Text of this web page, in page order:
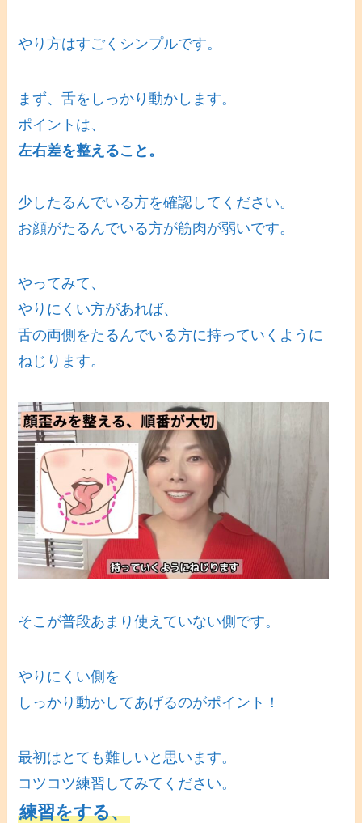
やり方はすごくシンプルです。
まず、舌をしっかり動かします。
ポイントは、
左右差を整えること。
少したるんでいる方を確認してください。
お顔がたるんでいる方が筋肉が弱いです。
やってみて、
やりにくい方があれば、
舌の両側をたるんでいる方に持っていくように
ねじります。
そこが普段あまり使えていない側です。
やりにくい側を
しっかり動かしてあげるのがポイント！
最初はとても難しいと思います。
コツコツ練習してみてください。
練習をする、